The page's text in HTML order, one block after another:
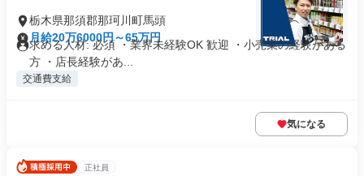
栃木県那須郡那珂川町馬頭
月給20万6000円～65万円
求める人材: 必須 ・業界未経験OK 歓迎 ・小売業の経験がある
方 ・店長経験があ...
交通費支給
気になる
正社員